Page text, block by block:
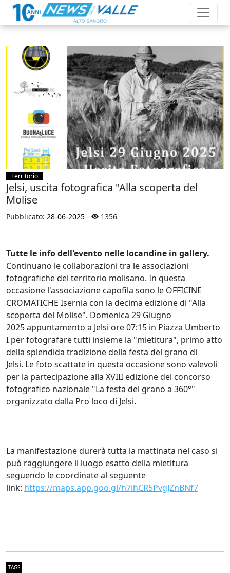
Territorio
Jelsi, uscita fotografica "Alla scoperta del
Molise
Pubblicato: 28-06-2025 - 1356
Tutte le info dell'evento nelle locandine in gallery.
Continuano le collaborazioni tra le associazioni
fotografiche del territorio molisano. In questa
occasione l'associazione capofila sono le OFFICINE
CROMATICHE Isernia con la decima edizione di "Alla
scoperta del Molise". Domenica 29 Giugno
2025 appuntamento a Jelsi ore 07:15 in Piazza Umberto
I per fotografare tutti insieme la "mietitura", primo atto
della splendida tradizione della festa del grano di
Jelsi. Le foto scattate in questa occasione sono valevoli
per la partecipazione alla XVIII edizione del concorso
fotografico nazionale "La festa del grano a 360°"
organizzato dalla Pro loco di Jelsi.
La manifestazione durerà tutta la mattinata nel caso si
può raggiungere il luogo esatto della mietitura
seguendo le coordinate al seguente
link: https://maps.app.goo.gl/h7ihCR5PvgJZnBNf7
TAGS